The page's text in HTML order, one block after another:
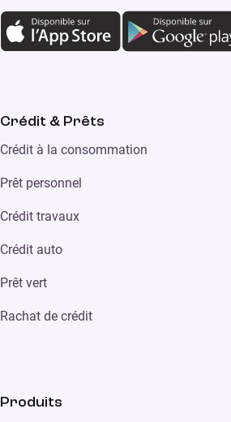
Crédit & Prêts
Crédit à la consommation
Prêt personnel
Crédit travaux
Crédit auto
Prêt vert
Rachat de crédit
Produits